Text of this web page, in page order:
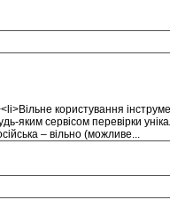
користування
яким сервісом перевірки
– вільно (можливе...